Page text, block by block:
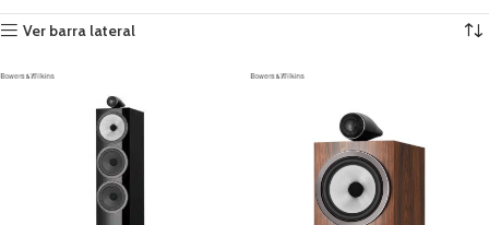
Ver barra lateral